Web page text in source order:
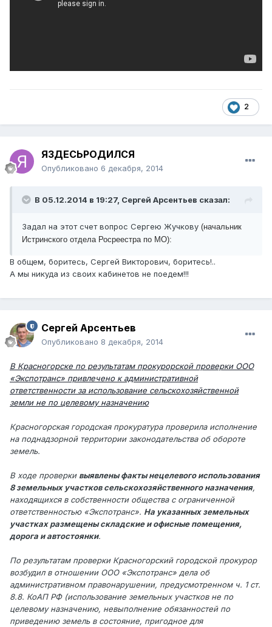
2
ЯЗДЕСЬРОДИЛСЯ
Опубликовано 6 декабря, 2014
В 05.12.2014 в 19:27, Сергей Арсентьев сказал:
Задал на этот счет вопрос Сергею Жучкову (начальник
Истринского отдела Росреестра по МО):
В общем, боритесь, Сергей Викторович, боритесь!..
А мы никуда из своих кабинетов не поедем!!!
Сергей Арсентьев
Опубликовано 8 декабря, 2014
В Красногорске по результатам прокурорской проверки ООО
«Экспотранс» привлечено к административной
ответственности за использование сельскохозяйственной
земли не по целевому назначению
Красногорская городская прокуратура проверила исполнение
на поднадзорной территории законодательства об обороте
земель.
В ходе проверки выявлены факты нецелевого использования
8 земельных участков сельскохозяйственного назначения,
находящихся в собственности общества с ограниченной
ответственностью «Экспотранс». На указанных земельных
участках размещены складские и офисные помещения,
дорога и автостоянки.
По результатам проверки Красногорский городской прокурор
возбудил в отношении ООО «Экспотранс» дела об
административном правонарушении, предусмотренном ч. 1 ст.
8.8. КоАП РФ (использование земельных участков не по
целевому назначению, невыполнение обязанностей по
приведению земель в состояние, пригодное для